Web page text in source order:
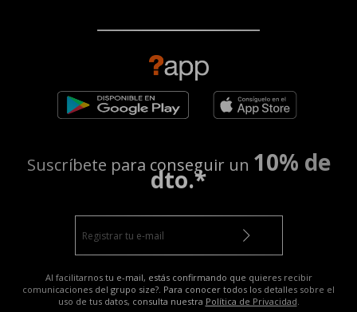
Suscríbete para conseguir un 10% de
dto.*
Al facilitarnos tu e-mail, estás confirmando que quieres recibir
comunicaciones del grupo size?. Para conocer todos los detalles sobre el
uso de tus datos, consulta nuestra Política de Privacidad.